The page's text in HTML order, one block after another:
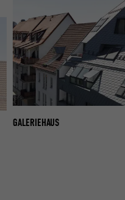
GALERIEHAUS